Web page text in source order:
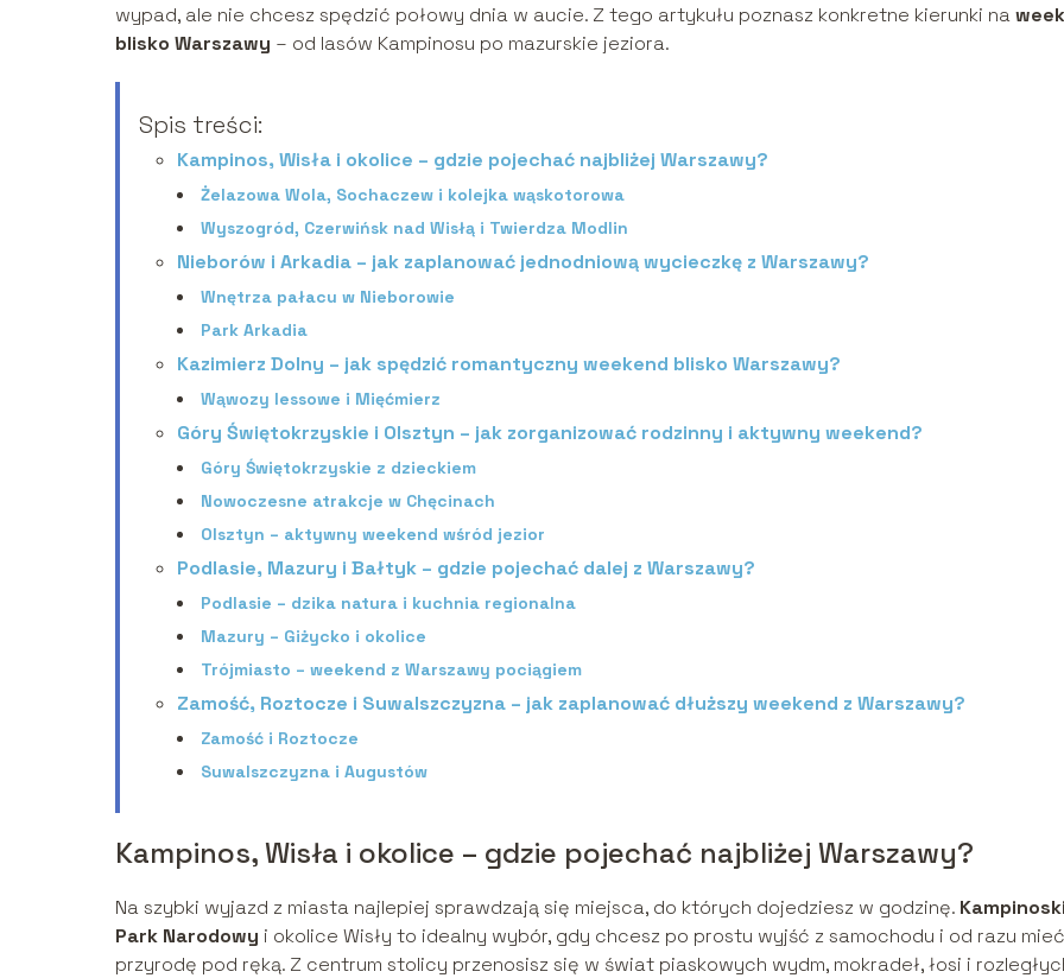
wypad, ale nie chcesz spędzić połowy dnia w aucie. Z tego artykułu poznasz konkretne kierunki na
blisko Warszawy – od lasów Kampinosu po mazurskie jeziora.
Spis treści:
Kampinos, Wisła i okolice – gdzie pojechać najbliżej Warszawy?
Żelazowa Wola, Sochaczew i kolejka wąskotorowa
Wyszogród, Czerwińsk nad Wisłą i Twierdza Modlin
Nieborów i Arkadia – jak zaplanować jednodniową wycieczkę z Warszawy?
Wnętrza pałacu w Nieborowie
Park Arkadia
Kazimierz Dolny – jak spędzić romantyczny weekend blisko Warszawy?
Wąwozy lessowe i Mięćmierz
Góry Świętokrzyskie i Olsztyn – jak zorganizować rodzinny i aktywny weekend?
Góry Świętokrzyskie z dzieckiem
Nowoczesne atrakcje w Chęcinach
Olsztyn – aktywny weekend wśród jezior
Podlasie, Mazury i Bałtyk – gdzie pojechać dalej z Warszawy?
Podlasie – dzika natura i kuchnia regionalna
Mazury – Giżycko i okolice
Trójmiasto – weekend z Warszawy pociągiem
Zamość, Roztocze i Suwalszczyzna – jak zaplanować dłuższy weekend z Warszawy?
Zamość i Roztocze
Suwalszczyzna i Augustów
Kampinos, Wisła i okolice – gdzie pojechać najbliżej Warszawy?
Na szybki wyjazd z miasta najlepiej sprawdzają się miejsca, do których dojedziesz w godzinę. Kampinoski
Park Narodowy i okolice Wisły to idealny wybór, gdy chcesz po prostu wyjść z samochodu i od razu mieć
przyrodę pod ręką. Z centrum stolicy przenosisz się w świat piaskowych wydm, mokradeł, łosi i